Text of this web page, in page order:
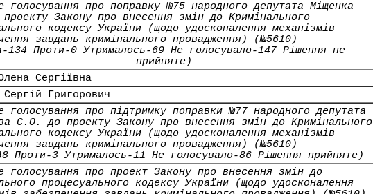
голосування про поправку №75 народного депутата Міщенка
Закону про внесення змін до Кримінального
кодексу України (щодо удосконалення механізмів
завдань кримінального провадження) (№5610)
134 Проти-0 Утрималось-69 Не голосувало-147 Рішення не
прийняте)
Сергіївна
Сергій Григорович
голосування про підтримку поправки №77 народного депутата
С.О. до проекту Закону про внесення змін до Кримінального
кодексу України (щодо удосконалення механізмів
завдань кримінального провадження) (№5610)
Проти-3 Утрималось-11 Не голосувало-86 Рішення прийняте)
голосування про проект Закону про внесення змін до
процесуального кодексу України (щодо удосконалення